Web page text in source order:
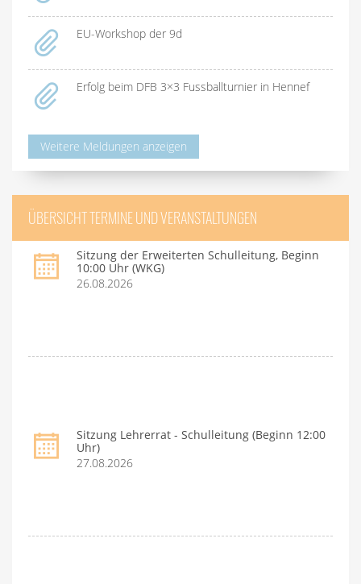
EU-Workshop der 9d
Erfolg beim DFB 3×3 Fussballturnier in Hennef
Weitere Meldungen anzeigen
ÜBERSICHT TERMINE UND VERANSTALTUNGEN
Sitzung der Erweiterten Schulleitung, Beginn
10:00 Uhr (WKG)
26.08.2026
Sitzung Lehrerrat - Schulleitung (Beginn 12:00
Uhr)
27.08.2026